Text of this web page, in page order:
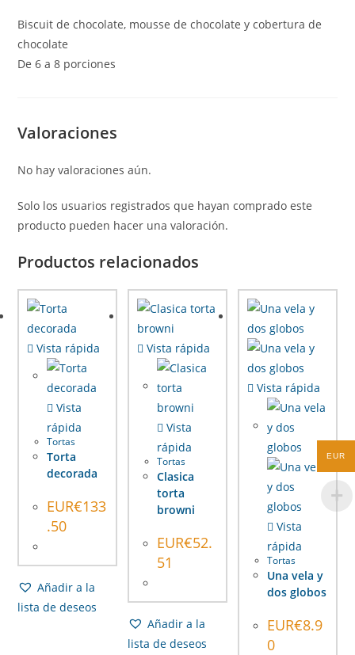
Biscuit de chocolate, mousse de chocolate y cobertura de
chocolate
De 6 a 8 porciones
Valoraciones
No hay valoraciones aún.
Solo los usuarios registrados que hayan comprado este
producto pueden hacer una valoración.
Productos relacionados
Vista rápida
Vista
rápida
Tortas
Torta
decorada
EUR€133
.50
Añadir a la
lista de deseos
Vista rápida
Vista
rápida
Tortas
Clasica
torta
browni
EUR€52.
51
Añadir a la
lista de deseos
Vista rápida
Vista
rápida
Tortas
Una vela y
dos globos
EUR€8.9
0
EUR